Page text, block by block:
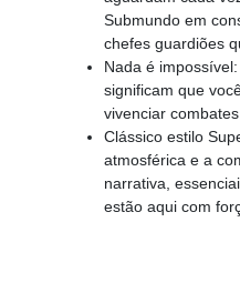
Submundo em
chefes guardiões
Nada é
significam que
vivenciar
Clássico estilo
atmosférica e a
narrativa,
estão aqui com